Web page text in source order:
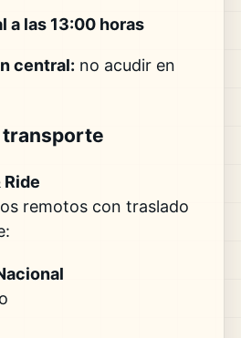
a las 13:00 horas
central: no acudir en
transporte
remotos con traslado